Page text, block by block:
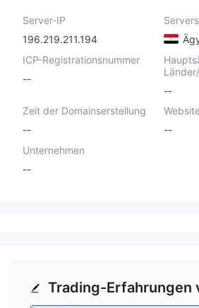
Server-IP
196.219.211.194
ICP-Registrationsnummer
--
--
Zeit der Domainserstellung
--
--
Unternehmen
--
Trading-Erfahrungen